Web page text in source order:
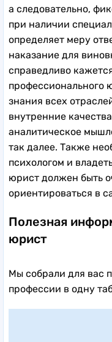
а следовательно,
при наличии
определяет меру
наказание для
справедливо
профессионального
знания всех
внутренние
аналитическое
так далее. Также
психологом и
юрист должен быть
ориентироваться в
Полезная
юрист
Мы собрали для вас
профессии в одну